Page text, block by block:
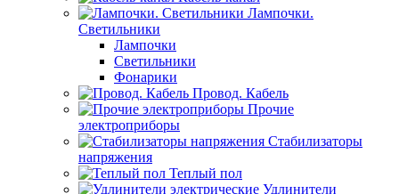
Лампочки.
Светильники
Лампочки
Светильники
Фонарики
Провод. Кабель
Прочие
электроприборы
Стабилизаторы
напряжения
Теплый пол
Удлинители